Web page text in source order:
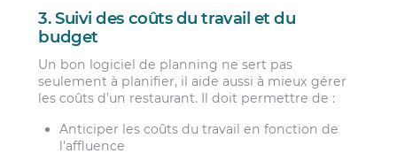
3. Suivi des coûts du travail et du
budget
Un bon logiciel de planning ne sert pas
seulement à planifier, il aide aussi à mieux gérer
les coûts d’un restaurant. Il doit permettre de :
Anticiper les coûts du travail en fonction de
l’affluence